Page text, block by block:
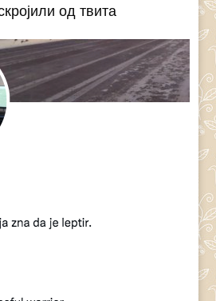
од твита